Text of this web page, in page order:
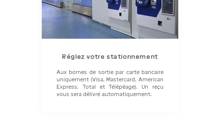
Réglez votre stationnement
Aux bornes de sortie par carte bancaire
uniquement (Visa, Mastercard, American
Express, Total et Télépéage). Un reçu